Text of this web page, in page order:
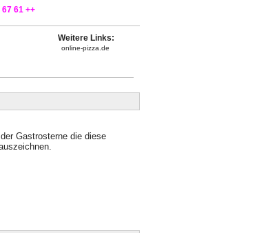
67 61 ++
Weitere Links:
online-pizza.de
Gastrosterne die diese